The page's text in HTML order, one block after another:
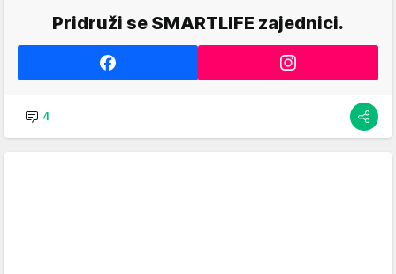
Pridruži se SMARTLIFE zajednici.
4